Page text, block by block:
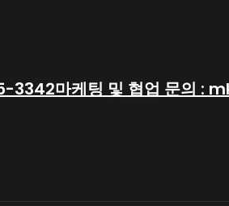
3342마케팅 및 협업 문의